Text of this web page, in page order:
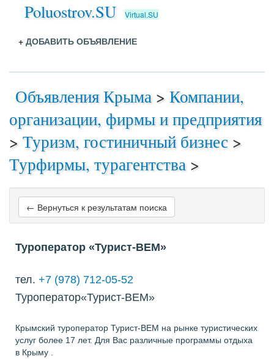
Poluostrov.SU Virtual.SU
+ ДОБАВИТЬ ОБЪЯВЛЕНИЕ
Объявления Крыма > Компании,
организации, фирмы и предприятия
> Туризм, гостиничный бизнес >
Турфирмы, турагентства >
← Вернуться к результатам поиска
Туроператор «Турист-ВЕМ»
тел. +7 (978) 712-05-52
Туроператор«Турист-ВЕМ»
Крымский туроператор Турист-ВЕМ на рынке туристических
услуг более 17 лет. Для Вас различные программы отдыха
в Крыму .